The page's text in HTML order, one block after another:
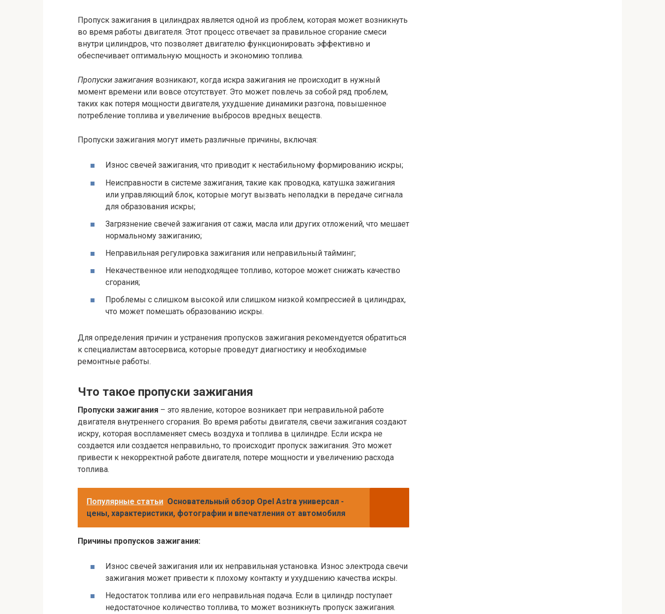
Пропуск зажигания в цилиндрах является одной из проблем, которая может возникнуть
во время работы двигателя. Этот процесс отвечает за правильное сгорание смеси
внутри цилиндров, что позволяет двигателю функционировать эффективно и
обеспечивает оптимальную мощность и экономию топлива.
Пропуски зажигания возникают, когда искра зажигания не происходит в нужный
момент времени или вовсе отсутствует. Это может повлечь за собой ряд проблем,
таких как потеря мощности двигателя, ухудшение динамики разгона, повышенное
потребление топлива и увеличение выбросов вредных веществ.
Пропуски зажигания могут иметь различные причины, включая:
Износ свечей зажигания, что приводит к нестабильному формированию искры;
Неисправности в системе зажигания, такие как проводка, катушка зажигания
или управляющий блок, которые могут вызвать неполадки в передаче сигнала
для образования искры;
Загрязнение свечей зажигания от сажи, масла или других отложений, что мешает
нормальному зажиганию;
Неправильная регулировка зажигания или неправильный тайминг;
Некачественное или неподходящее топливо, которое может снижать качество
сгорания;
Проблемы с слишком высокой или слишком низкой компрессией в цилиндрах,
что может помешать образованию искры.
Для определения причин и устранения пропусков зажигания рекомендуется обратиться
к специалистам автосервиса, которые проведут диагностику и необходимые
ремонтные работы.
Что такое пропуски зажигания
Пропуски зажигания – это явление, которое возникает при неправильной работе
двигателя внутреннего сгорания. Во время работы двигателя, свечи зажигания создают
искру, которая воспламеняет смесь воздуха и топлива в цилиндре. Если искра не
создается или создается неправильно, то происходит пропуск зажигания. Это может
привести к некорректной работе двигателя, потере мощности и увеличению расхода
топлива.
Популярные статьи Основательный обзор Opel Astra универсал -
цены, характеристики, фотографии и впечатления от автомобиля
Причины пропусков зажигания:
Износ свечей зажигания или их неправильная установка. Износ электрода свечи
зажигания может привести к плохому контакту и ухудшению качества искры.
Недостаток топлива или его неправильная подача. Если в цилиндр поступает
недостаточное количество топлива, то может возникнуть пропуск зажигания.